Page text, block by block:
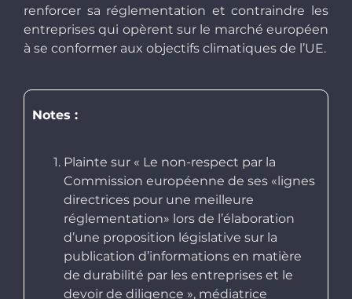
renforcer sa réglementation et contraindre les
entreprises qui opèrent sur le marché européen
à se conformer aux objectifs climatiques de l’UE.
Notes :
Plainte sur « Le non-respect par la
Commission européenne de ses «lignes
directrices pour une meilleure
réglementation» lors de l’élaboration
d’une proposition législative sur la
publication d’informations en matière
de durabilité par les entreprises et le
devoir de diligence », médiatrice